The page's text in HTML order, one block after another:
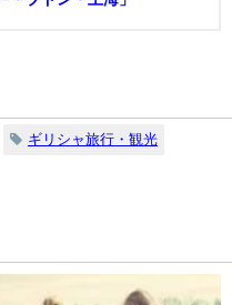
ギリシャ旅行・観光